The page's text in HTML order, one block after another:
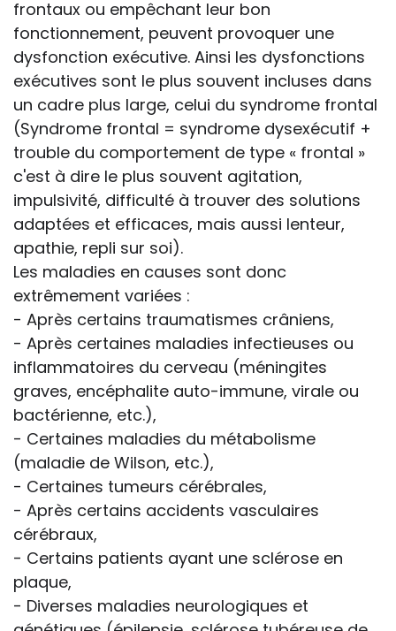
frontaux ou empêchant leur bon
fonctionnement, peuvent provoquer une
dysfonction exécutive. Ainsi les dysfonctions
exécutives sont le plus souvent incluses dans
un cadre plus large, celui du syndrome frontal
(Syndrome frontal = syndrome dysexécutif +
trouble du comportement de type « frontal »
c'est à dire le plus souvent agitation,
impulsivité, difficulté à trouver des solutions
adaptées et efficaces, mais aussi lenteur,
apathie, repli sur soi).
Les maladies en causes sont donc
extrêmement variées :
- Après certains traumatismes crâniens,
- Après certaines maladies infectieuses ou
inflammatoires du cerveau (méningites
graves, encéphalite auto-immune, virale ou
bactérienne, etc.),
- Certaines maladies du métabolisme
(maladie de Wilson, etc.),
- Certaines tumeurs cérébrales,
- Après certains accidents vasculaires
cérébraux,
- Certains patients ayant une sclérose en
plaque,
- Diverses maladies neurologiques et